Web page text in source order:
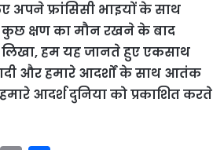
अपने फ्रांसिसी भाइयों के साथ
क्षण का मौन रखने के बाद
लिखा, हम यह जानते हुए एकसाथ
और हमारे आदर्शों के साथ आतंक
आदर्श दुनिया को प्रकाशित करते